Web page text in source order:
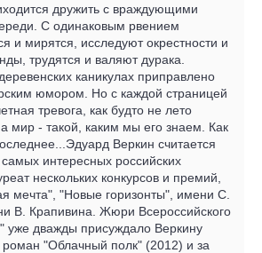
дружить с враждующими
С одинаковым рвением
и мирятся, исследуют окрестности и
трудятся и валяют дурака.
каникулах приправлено
юмором. Но с каждой страницей
тревога, как будто не лето
а мир - такой, каким мы его знаем. Как
Веркин считается
интересных российских
нескольких конкурсов и премий,
мечта", "Новые горизонты", имени С.
В. Крапивина. Жюри Всероссийского
уже дважды присуждало Веркину
роман "Облачный полк" (2012) и за